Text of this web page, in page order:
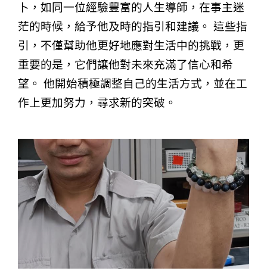
卜，如同一位經驗豐富的人生導師，在事主迷
茫的時候，給予他及時的指引和建議。 這些指
引，不僅幫助他更好地應對生活中的挑戰，更
重要的是，它們讓他對未來充滿了信心和希
望。 他開始積極調整自己的生活方式，並在工
作上更加努力，尋求新的突破。